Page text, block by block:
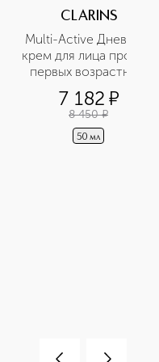
CLARINS
Multi-Active Дневной
крем для лица против
первых возрастных
изменений для любого
типа кожи
7 182 ¤
8 450 ¤
50 мл